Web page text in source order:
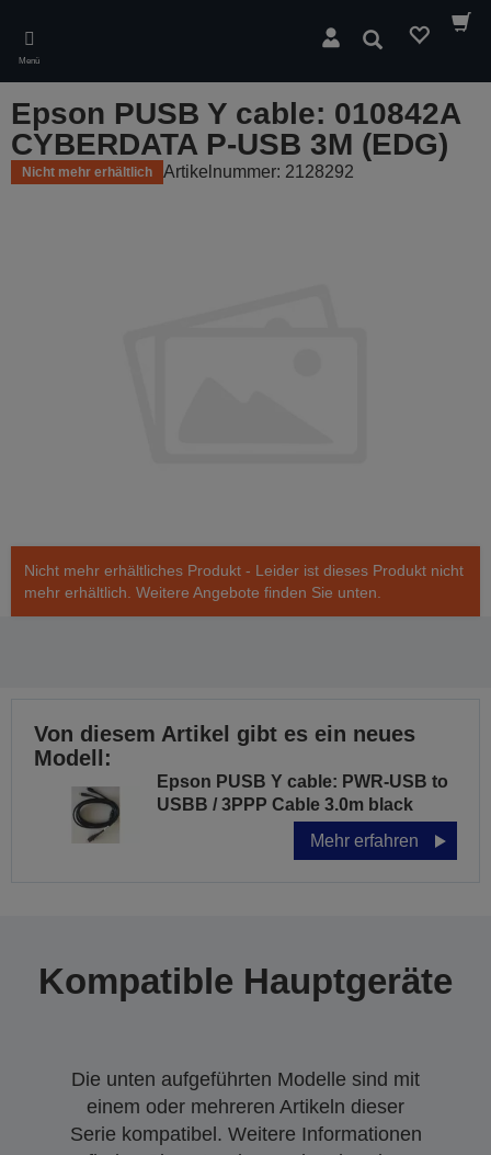
main
content
Menü
Suchen
Epson PUSB Y cable: 010842A
CYBERDATA P-USB 3M (EDG)
Nicht mehr erhältlich Artikelnummer: 2128292
Nicht mehr erhältliches Produkt - Leider ist dieses Produkt nicht
mehr erhältlich. Weitere Angebote finden Sie unten.
Von diesem Artikel gibt es ein neues
Modell:
Epson PUSB Y cable: PWR-USB to
USBB / 3PPP Cable 3.0m black
Mehr erfahren
Kompatible Hauptgeräte
Die unten aufgeführten Modelle sind mit
einem oder mehreren Artikeln dieser
Serie kompatibel. Weitere Informationen